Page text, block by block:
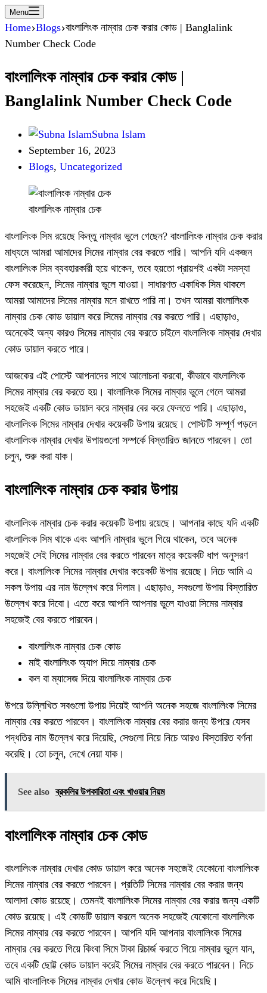
Menu
Home Blogs বাংলালিংক নাম্বার চেক করার কোড | Banglalink
Number Check Code
বাংলালিংক নাম্বার চেক করার কোড |
Banglalink Number Check Code
Subna Islam
September 16, 2023
Blogs, Uncategorized
বাংলালিংক নাম্বার চেক
বাংলালিংক সিম রয়েছে কিন্তু নাম্বার ভুলে গেছেন? বাংলালিংক নাম্বার চেক করার
মাধ্যমে আমরা আমাদের সিমের নাম্বার বের করতে পারি। আপনি যদি একজন
বাংলালিংক সিম ব্যবহারকারী হয়ে থাকেন, তবে হয়তো প্রায়শই একটা সমস্যা
ফেস করেছেন, সিমের নাম্বার ভুলে যাওয়া। সাধারণত একাধিক সিম থাকলে
আমরা আমাদের সিমের নাম্বার মনে রাখতে পারি না। তখন আমরা বাংলালিংক
নাম্বার চেক কোড ডায়াল করে সিমের নাম্বার বের করতে পারি। এছাড়াও,
অনেকেই অন্য কারও সিমের নাম্বার বের করতে চাইলে বাংলালিংক নাম্বার দেখার
কোড ডায়াল করতে পারে।
আজকের এই পোস্টে আপনাদের সাথে আলোচনা করবো, কীভাবে বাংলালিংক
সিমের নাম্বার বের করতে হয়। বাংলালিংক সিমের নাম্বার ভুলে গেলে আমরা
সহজেই একটি কোড ডায়াল করে নাম্বার বের করে ফেলতে পারি। এছাড়াও,
বাংলালিংক সিমের নাম্বার দেখার কয়েকটি উপায় রয়েছে। পোস্টটি সম্পূর্ণ পড়লে
বাংলালিংক নাম্বার দেখার উপায়গুলো সম্পর্কে বিস্তারিত জানতে পারবেন। তো
চলুন, শুরু করা যাক।
বাংলালিংক নাম্বার চেক করার উপায়
বাংলালিংক নাম্বার চেক করার কয়েকটি উপায় রয়েছে। আপনার কাছে যদি একটি
বাংলালিংক সিম থাকে এবং আপনি নাম্বার ভুলে গিয়ে থাকেন, তবে অনেক
সহজেই সেই সিমের নাম্বার বের করতে পারবেন মাত্র কয়েকটি ধাপ অনুসরণ
করে। বাংলালিংক সিমের নাম্বার দেখার কয়েকটি উপায় রয়েছে। নিচে আমি এ
সকল উপায় এর নাম উল্লেখ করে দিলাম। এছাড়াও, সবগুলো উপায় বিস্তারিত
উল্লেখ করে দিবো। এতে করে আপনি আপনার ভুলে যাওয়া সিমের নাম্বার
সহজেই বের করতে পারবেন।
বাংলালিংক নাম্বার চেক কোড
মাই বাংলালিংক অ্যাপ দিয়ে নাম্বার চেক
কল বা ম্যাসেজ দিয়ে বাংলালিংক নাম্বার চেক
উপরে উল্লিখিত সবগুলো উপায় দিয়েই আপনি অনেক সহজে বাংলালিংক সিমের
নাম্বার বের করতে পারবেন। বাংলালিংক নাম্বার বের করার জন্য উপরে যেসব
পদ্ধতির নাম উল্লেখ করে দিয়েছি, সেগুলো নিয়ে নিচে আরও বিস্তারিত বর্ণনা
করেছি। তো চলুন, দেখে নেয়া যাক।
See also ব্রকলির উপকারিতা এবং খাওয়ার নিয়ম
বাংলালিংক নাম্বার চেক কোড
বাংলালিংক নাম্বার দেখার কোড ডায়াল করে অনেক সহজেই যেকোনো বাংলালিংক
সিমের নাম্বার বের করতে পারবেন। প্রতিটি সিমের নাম্বার বের করার জন্য
আলাদা কোড রয়েছে। তেমনই বাংলালিংক সিমের নাম্বার বের করার জন্য একটি
কোড রয়েছে। এই কোডটি ডায়াল করলে অনেক সহজেই যেকোনো বাংলালিংক
সিমের নাম্বার বের করতে পারবেন। আপনি যদি আপনার বাংলালিংক সিমের
নাম্বার বের করতে গিয়ে কিংবা সিমে টাকা রিচার্জ করতে গিয়ে নাম্বার ভুলে যান,
তবে একটি ছোট্ট কোড ডায়াল করেই সিমের নাম্বার বের করতে পারবেন। নিচে
আমি বাংলালিংক সিমের নাম্বার দেখার কোড উল্লেখ করে দিয়েছি।